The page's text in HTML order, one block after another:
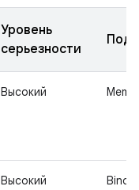
Уровень
серьезности
Высокий
Высокий Binder